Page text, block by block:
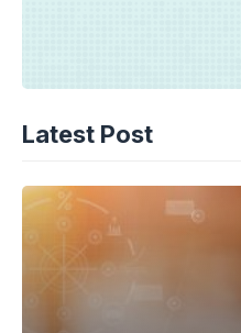
Latest Post